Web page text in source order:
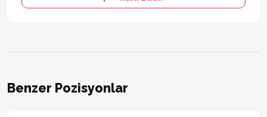
Benzer Pozisyonlar